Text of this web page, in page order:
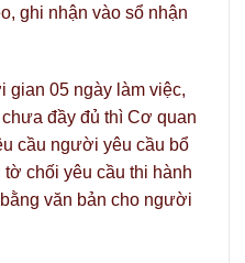
ghi nhận vào sổ nhận
gian 05 ngày làm việc,
đầy đủ thì Cơ quan
cầu người yêu cầu bổ
chối yêu cầu thi hành
văn bản cho người